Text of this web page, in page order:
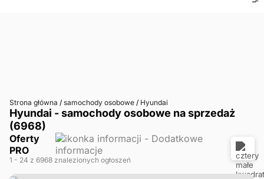
Strona główna / samochody osobowe / Hyundai
Hyundai - samochody osobowe na sprzedaż
(6968)
Oferty
PRO
1 - 24 z 6968 znalezionych ogłoszeń